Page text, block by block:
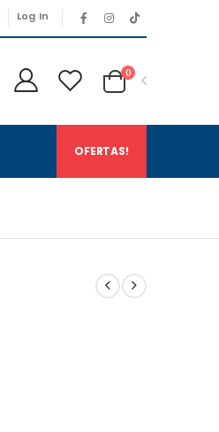
Log In
0
OFERTAS!